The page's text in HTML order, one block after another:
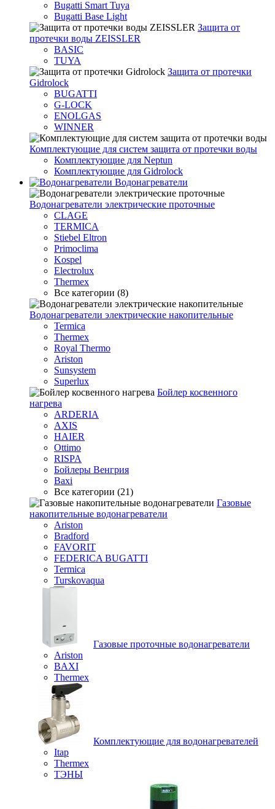
Bugatti Smart Tuya
Bugatti Base Light
Защита от
протечки воды ZEISSLER
BASIC
TUYA
Защита от протечки
Gidrolock
BUGATTI
G-LOCK
ENOLGAS
WINNER
Комплектующие для систем защита от протечки воды
Комплектующие для Neptun
Комплектующие для Gidrolock
Водонагреватели
Водонагреватeли электрические проточные
CLAGE
TERMICA
Stiebel Eltron
Primoclima
Kospel
Electrolux
Thermex
Все категории (8)
Водонагреватели электрические накопительные
Termica
Thermex
Royal Thermo
Ariston
Sunsystem
Superlux
Бойлер косвенного
нагрева
ARDERIA
AXIS
HAIER
Ottimo
RISPA
Бойлеры Венгрия
Baxi
Все категории (21)
Газовые
накопительные водонагреватели
Ariston
Bradford
FAVORIT
FEDERICA BUGATTI
Termica
Turskovaqua
Газовые проточные водонагреватели
Ariston
BAXI
Thermex
Комплектующие для водонагревателей
Itap
Thermex
ТЭНЫ